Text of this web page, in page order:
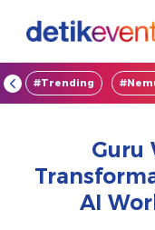
#Trending
Guru
AI